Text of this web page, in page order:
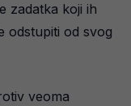
zadatka koji ih
odstupiti od svog
veoma